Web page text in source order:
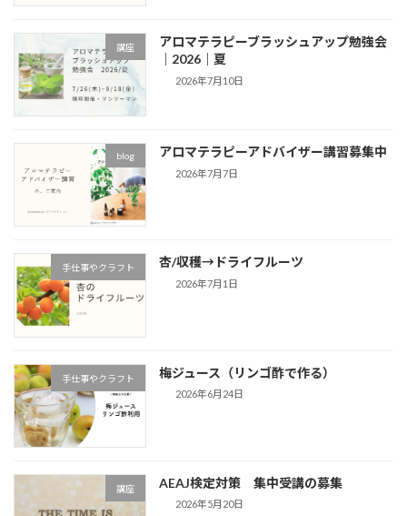
講座
アロマテラピーブラッシュアップ勉強会
｜2026｜夏
2026年7月10日
blog アロマテラピーアドバイザー講習募集中
2026年7月7日
手仕事やクラフト 杏/収穫→ドライフルーツ
2026年7月1日
手仕事やクラフト 梅ジュース（リンゴ酢で作る）
2026年6月24日
講座 AEAJ検定対策 集中受講の募集
2026年5月20日